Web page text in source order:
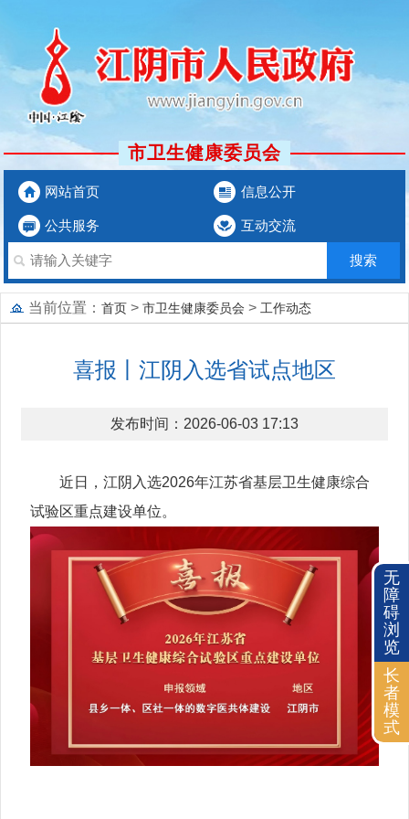
市卫生健康委员会
网站首页 信息公开
公共服务 互动交流
当前位置： 首页 > 市卫生健康委员会 > 工作动态
喜报丨江阴入选省试点地区
发布时间：2026-06-03 17:13
近日，江阴入选2026年江苏省基层卫生健康综合
试验区重点建设单位。
无
障
碍
浏
览
长
者
模
式